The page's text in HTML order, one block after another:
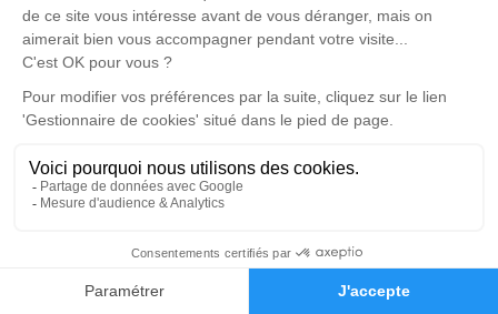
Faire-part Hommages
jeudi 30 mars 2023 à 11h30
Crématorium de Montreuil-Juigné
Avenue des Poiriers